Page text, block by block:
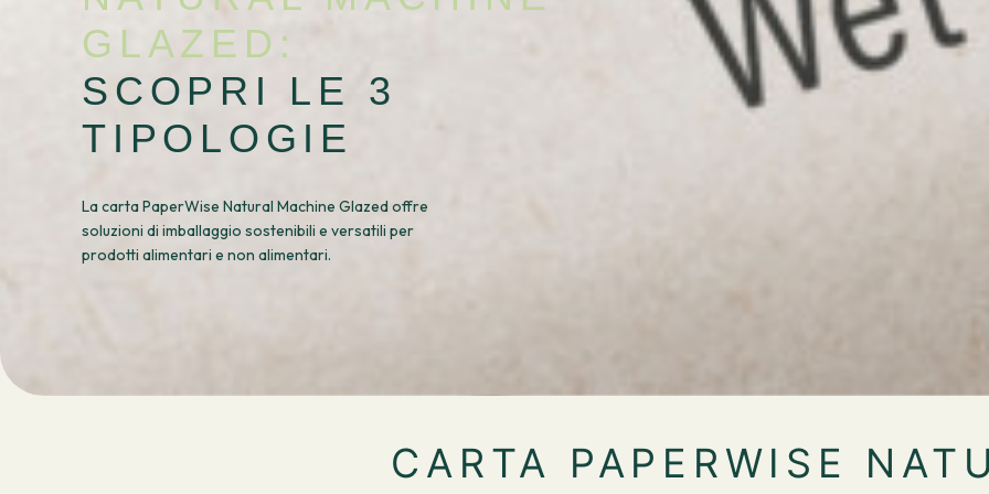
GLAZED:
SCOPRI LE 3
TIPOLOGIE
La carta PaperWise Natural Machine Glazed offre
soluzioni di imballaggio sostenibili e versatili per
prodotti alimentari e non alimentari.
CARTA PAPERWISE